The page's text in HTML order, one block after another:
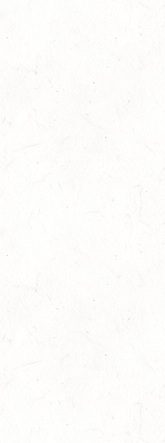
Bild: Guido Alexander Widmann